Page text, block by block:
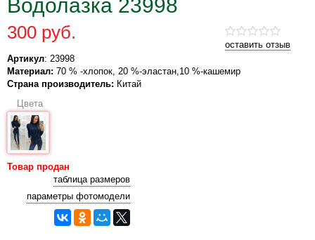
Водолазка 23998
оставить отзыв
300 руб.
Артикул: 23998
Материал: 70 % -хлопок, 20 %-эластан,10 %-кашемир
Страна производитель: Китай
Цвета
Товар продан
таблица размеров
параметры фотомодели